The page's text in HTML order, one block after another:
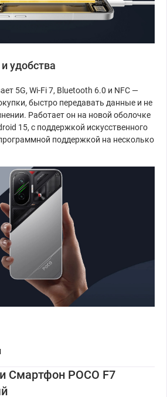
удобства
5G, Wi-Fi 7, Bluetooth 6.0 и NFC —
быстро передавать данные и не
Работает он на новой оболочке
15, с поддержкой искусственного
поддержкой на несколько
Смартфон POCO F7